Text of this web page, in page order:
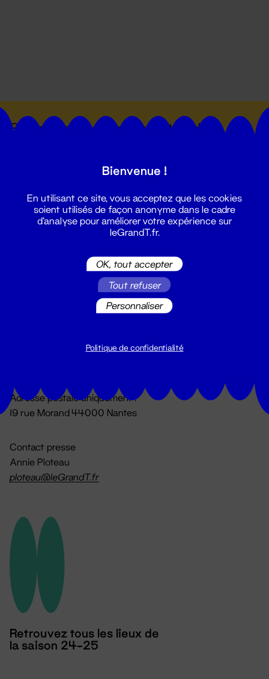
Suivez toutes les actualités du
Du lundi au vendredi 14h → 18h
Adresse postale uniquement :
19 rue Morand 44000 Nantes
Contact presse
Annie Ploteau
ploteau@leGrandT.fr
Retrouvez tous les lieux de
la saison 24-25
Bienvenue !
En utilisant ce site, vous acceptez que les cookies
soient utilisés de façon anonyme dans le cadre
d'analyse pour améliorer votre expérience sur
leGrandT.fr.
OK, tout accepter
Tout refuser
Personnaliser
Politique de confidentialité